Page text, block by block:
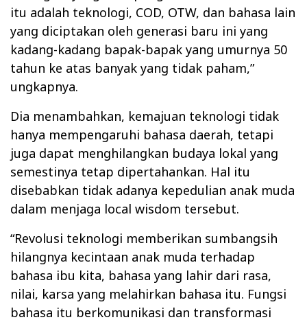
itu adalah teknologi, COD, OTW, dan bahasa lain
yang diciptakan oleh generasi baru ini yang
kadang-kadang bapak-bapak yang umurnya 50
tahun ke atas banyak yang tidak paham,”
ungkapnya.
Dia menambahkan, kemajuan teknologi tidak
hanya mempengaruhi bahasa daerah, tetapi
juga dapat menghilangkan budaya lokal yang
semestinya tetap dipertahankan. Hal itu
disebabkan tidak adanya kepedulian anak muda
dalam menjaga local wisdom tersebut.
“Revolusi teknologi memberikan sumbangsih
hilangnya kecintaan anak muda terhadap
bahasa ibu kita, bahasa yang lahir dari rasa,
nilai, karsa yang melahirkan bahasa itu. Fungsi
bahasa itu berkomunikasi dan transformasi